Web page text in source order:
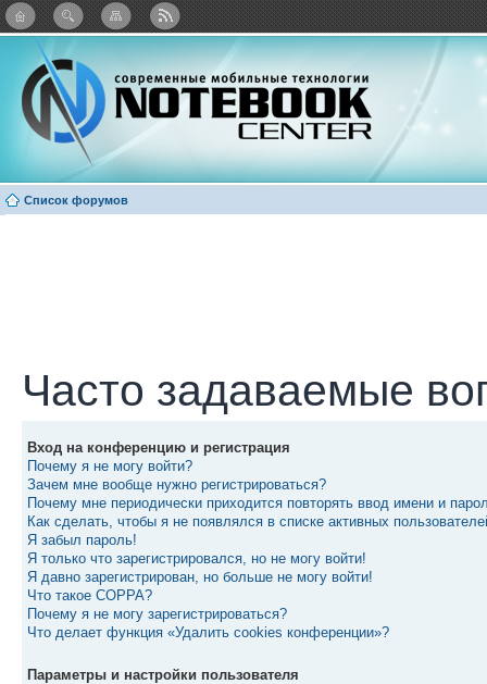
Каталог виджетов
Список форумов
Часто задаваемые
Вход на конференцию и регистрация
Почему я не могу войти?
Зачем мне вообще нужно регистрироваться?
Почему мне периодически приходится повторять ввод имени и
Как сделать, чтобы я не появлялся в списке активных
Я забыл пароль!
Я только что зарегистрировался, но не могу войти!
Я давно зарегистрирован, но больше не могу войти!
Что такое COPPA?
Почему я не могу зарегистрироваться?
Что делает функция «Удалить cookies конференции»?
Параметры и настройки пользователя